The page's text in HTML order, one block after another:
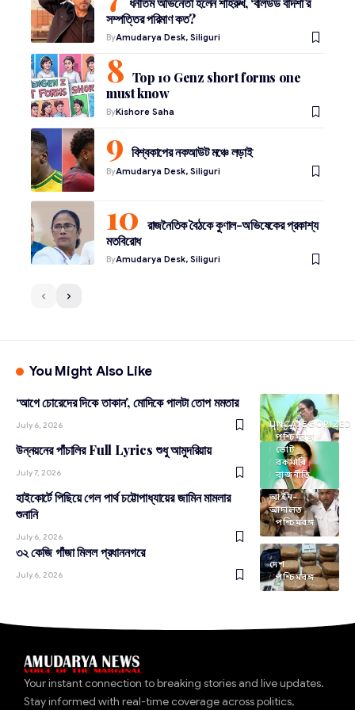
সম্পত্তির পরিমাণ কত?
ByAmudarya Desk, Siliguri
Top 10 Genz short forms one
must know
ByKishore Saha
বিশ্বকাপের নকআউট মঞ্চে লড়াই
ByAmudarya Desk, Siliguri
রাজনৈতিক বৈঠকে কুণাল-অভিষেকের প্রকাশ্য
মতবিরোধ
ByAmudarya Desk, Siliguri
You Might Also Like
পশ্চিমবঙ্গ
‘আগে চোরেদের দিকে তাকান’, মোদিকে পালটা তোপ মমতার
July 6, 2026
UNCATEGORIZED
পশ্চিমবঙ্গ
ভোট
রকমারি
রাজনীতি
উন্নয়নের পাঁচালির Full Lyrics শুধু আমুদরিয়ায়
July 7, 2026
আইন-
আদালত
পশ্চিমবঙ্গ
হাইকোর্টে পিছিয়ে গেল পার্থ চট্টোপাধ্যায়ের জামিন মামলার
শুনানি
July 6, 2026
দেশ
পশ্চিমবঙ্গ
৩২ কেজি গাঁজা মিলল প্রধাননগরে
July 6, 2026
Your instant connection to breaking stories and live updates.
Stay informed with real-time coverage across politics,